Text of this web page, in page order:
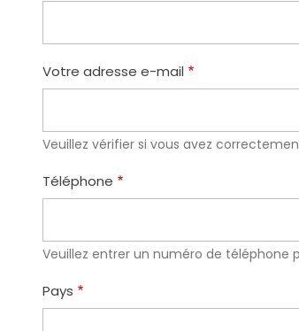
Votre adresse e-mail
Veuillez vérifier si vous avez
Téléphone
Veuillez entrer un numéro de téléphone
Pays